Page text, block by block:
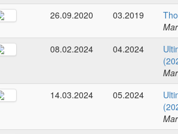
26.09.2020
03.2019
08.02.2024
04.2024
14.03.2024
05.2024